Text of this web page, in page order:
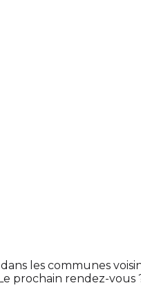
les communes
prochain rendez-vous